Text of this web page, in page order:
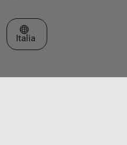
Seleziona un sito web
Italia